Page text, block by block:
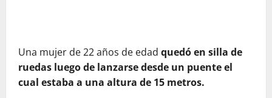
Una mujer de 22 años de edad quedó en silla de
ruedas luego de lanzarse desde un puente el
cual estaba a una altura de 15 metros.